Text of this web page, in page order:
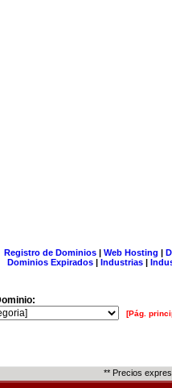
Registro de Dominios| Web Hosting |
Dominios Expirados | Industrias |
[Pág.
** Precios